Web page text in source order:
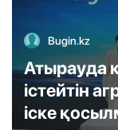
Bugin.kz
Атырауда
істейтін
іске